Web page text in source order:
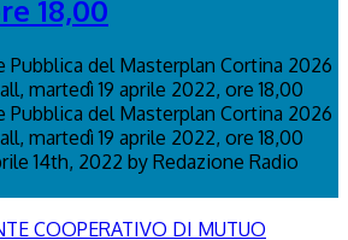
18,00
del Masterplan Cortina 2026
martedì 19 aprile 2022, ore 18,00
del Masterplan Cortina 2026
martedì 19 aprile 2022, ore 18,00
14th, 2022 by Redazione Radio